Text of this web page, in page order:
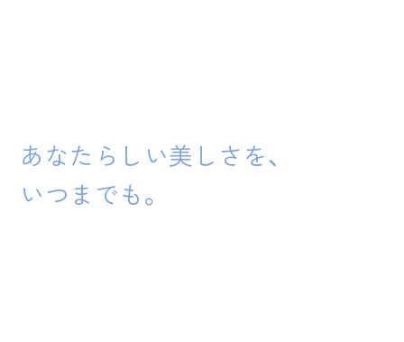
あなたらしい美しさを、
いつまでも。